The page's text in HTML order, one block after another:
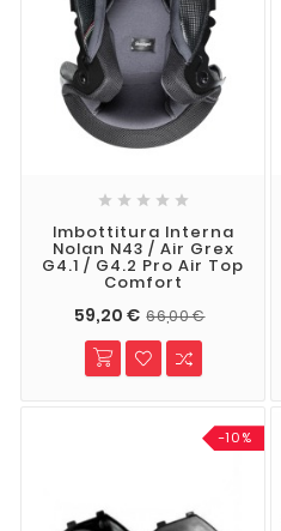
    
Imbottitura Interna
Nolan N43 / Air Grex
G4.1 / G4.2 Pro Air Top
Comfort
59,20 € 66,00 €
-10%